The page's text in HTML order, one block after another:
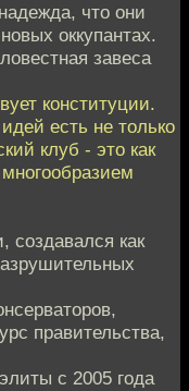
что они
оккупантах.
завеса
конституции.
есть не только
клуб - это как
создавался как
правительства,
с 2005 года